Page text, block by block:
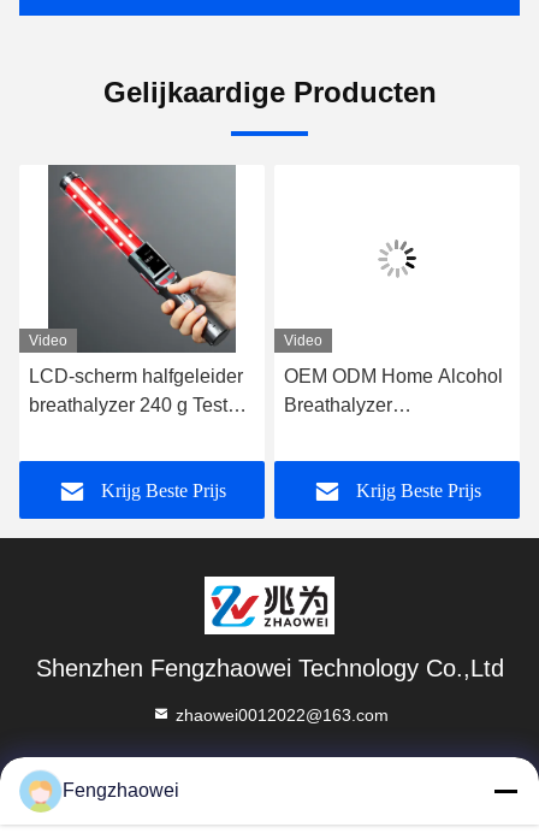
Gelijkaardige Producten
Video
LCD-scherm halfgeleider
breathalyzer 240 g Test
batterij
Krijg Beste Prijs
Video
OEM ODM Home Alcohol
Breathalyzer
Alcohol Detector Mr
black1000Krijg Beste Prijs
Shenzhen Fengzhaowei Technology Co.,Ltd
zhaowei0012022@163.com
Fengzhaowei